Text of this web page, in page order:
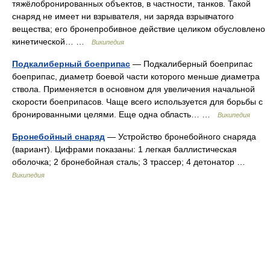
тяжёлобронированных объектов, в частности, танков. Такой
снаряд не имеет ни взрывателя, ни заряда взрывчатого
вещества; его бронепробивное действие целиком обусловлено
кинетической… …
Википедия
Подкалиберный боеприпас — Подкалиберный боеприпас
боеприпас, диаметр боевой части которого меньше диаметра
ствола. Применяется в основном для увеличения начальной
скорости боеприпасов. Чаще всего используется для борьбы с
бронированными целями. Еще одна область… …
Википедия
Бронебойный снаряд — Устройство бронебойного снаряда
(вариант). Цифрами показаны: 1 легкая баллистическая
оболочка; 2 бронебойная сталь; 3 трассер; 4 детонатор …
Википедия